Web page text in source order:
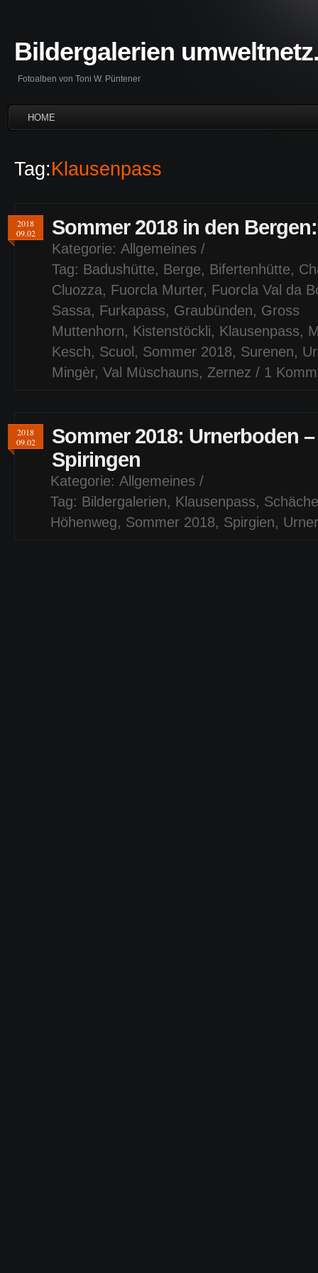
Bildergalerien
Fotoalben von Toni W. Püntener
HOME
Tag:Klausenpass
2018
09.02
Sommer 2018 in den
Kategorie: Allgemeines /
Tag: Badushütte, Berge, Bifertenhütte,
Cluozza, Fuorcla Murter, Fuorcla Val da
Sassa, Furkapass, Graubünden, Gross
Muttenhorn, Kistenstöckli, Klausenpass,
Kesch, Scuol , Sommer 2018, Surenen,
Mingèr, Val Müschauns, Zernez / 1
2018
09.02
Sommer 2018: Urnerboden
Spiringen
Kategorie: Allgemeines /
Tag: Bildergalerien, Klausenpass,
Höhenweg, Sommer 2018, Spirgien,